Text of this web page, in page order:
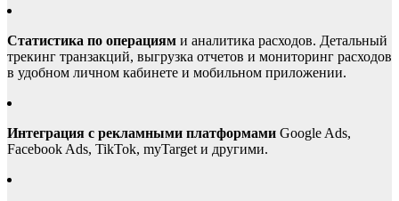
Статистика по операциям и аналитика расходов. Детальный
трекинг транзакций, выгрузка отчетов и мониторинг расходов
в удобном личном кабинете и мобильном приложении.
Интеграция с рекламными платформами Google Ads,
Facebook Ads, TikTok, myTarget и другими.